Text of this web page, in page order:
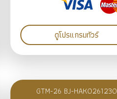
ดูโปรแกรมทัวร์
GTM-26 BJ-HAKO261230